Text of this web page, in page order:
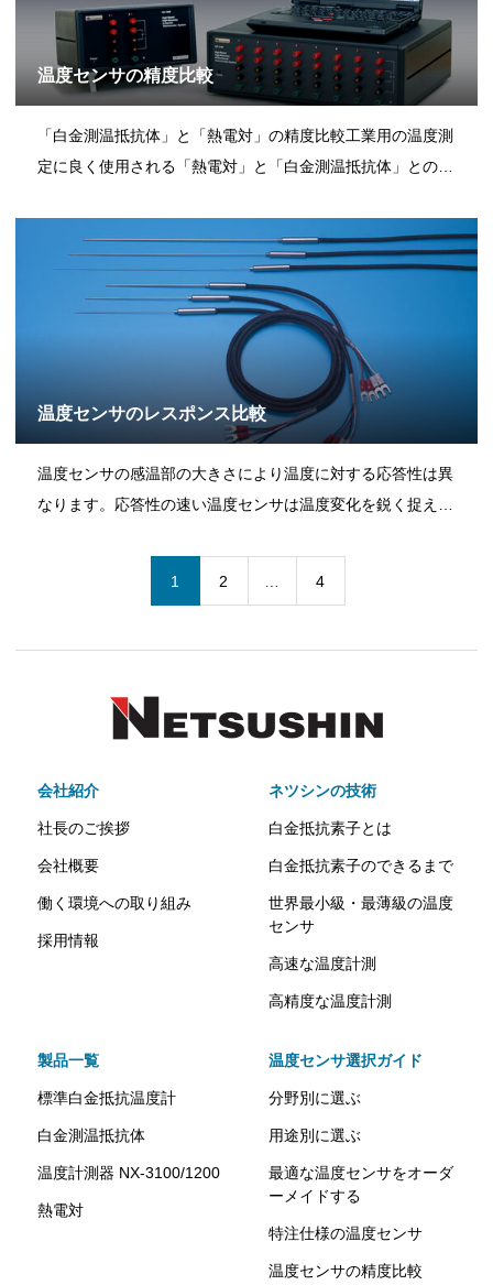
温度センサの精度比較
「白金測温抵抗体」と「熱電対」の精度比較工業用の温度測
定に良く使用される「熱電対」と「白金測温抵抗体」との許
が小さく、高精度に使用できることが解ります。
温度センサのレスポンス比較
温度センサの感温部の大きさにより温度に対する応答性は異
なります。応答性の速い温度センサは温度変化を鋭く捉える
1 2 4
会社紹介
社長のご挨拶
会社概要
働く環境への取り組み
採用情報
ネツシンの技術
白金抵抗素子とは
白金抵抗素子のできるまで
世界最小級・最薄級の温度
センサ
高速な温度計測
高精度な温度計測
製品一覧
標準白金抵抗温度計
白金測温抵抗体
温度計測器 NX-3100/1200
熱電対
温度センサ選択ガイド
分野別に選ぶ
用途別に選ぶ
最適な温度センサをオーダ
ーメイドする
特注仕様の温度センサ
温度センサの精度比較